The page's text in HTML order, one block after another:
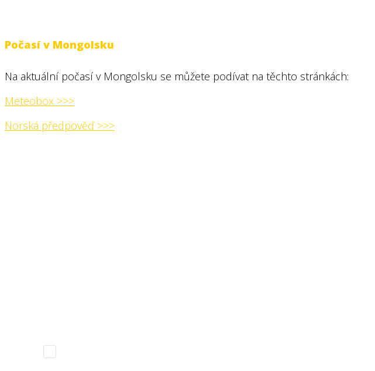
Počasí v Mongolsku
Na aktuální počasí v Mongolsku se můžete podívat na těchto stránkách:
Meteobox >>>
Norská předpověď >>>